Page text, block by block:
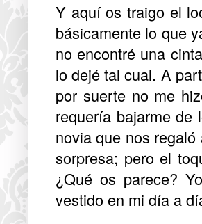
Y aquí os traigo el
básicamente lo que
no encontré una
lo dejé tal cual. A
por suerte no me
requería bajarme de
novia que nos
sorpresa; pero el
¿Qué os parece?
vestido en mi día a